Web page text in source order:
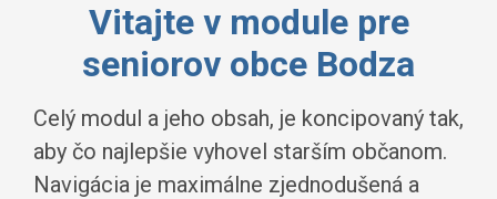
Vitajte v module pre
seniorov obce Bodza
Celý modul a jeho obsah, je koncipovaný tak,
aby čo najlepšie vyhovel starším občanom.
Navigácia je maximálne zjednodušená a